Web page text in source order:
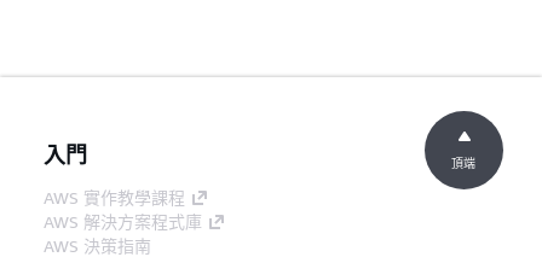
入門
AWS 實作教學課程
AWS 解決方案程式庫
AWS 決策指南
頂端